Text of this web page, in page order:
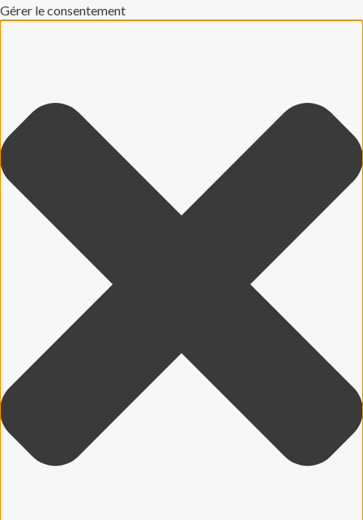
Gérer le consentement